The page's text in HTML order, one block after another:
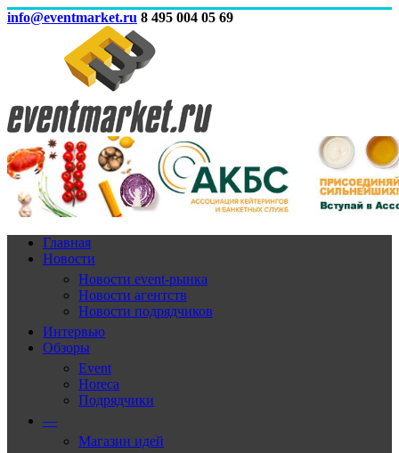
info@eventmarket.ru 8 495 004 05 69
Главная
Новости
Новости event-рынка
Новости агентств
Новости подрядчиков
Интервью
Обзоры
Event
Horeca
Подрядчики
—
Магазин идей